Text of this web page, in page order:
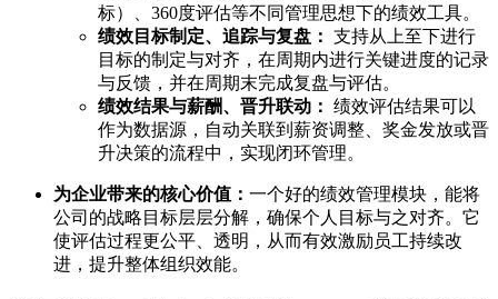
标）、360度评估等不同管理思想下的绩效工具。
绩效目标制定、追踪与复盘： 支持从上至下进行
目标的制定与对齐，在周期内进行关键进度的记录
与反馈，并在周期末完成复盘与评估。
绩效结果与薪酬、晋升联动： 绩效评估结果可以
作为数据源，自动关联到薪资调整、奖金发放或晋
升决策的流程中，实现闭环管理。
为企业带来的核心价值： 一个好的绩效管理模块，能将
公司的战略目标层层分解，确保个人目标与之对齐。它
使评估过程更公平、透明，从而有效激励员工持续改
进，提升整体组织效能。